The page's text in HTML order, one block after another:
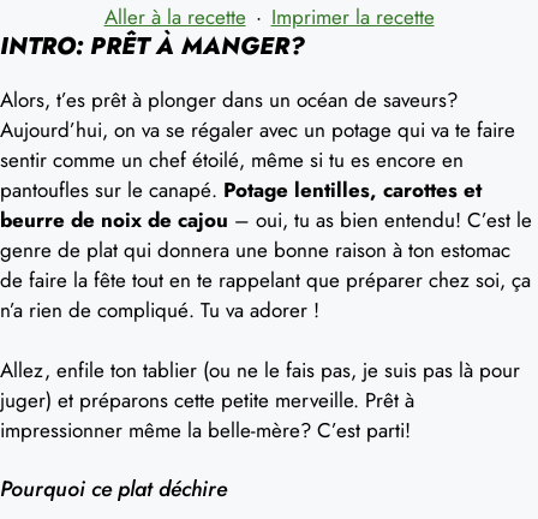
Aller à la recette · Imprimer la recette
INTRO: PRÊT À MANGER?
Alors, t’es prêt à plonger dans un océan de saveurs?
Aujourd’hui, on va se régaler avec un potage qui va te faire
sentir comme un chef étoilé, même si tu es encore en
pantoufles sur le canapé. Potage lentilles, carottes et
beurre de noix de cajou – oui, tu as bien entendu! C’est le
genre de plat qui donnera une bonne raison à ton estomac
de faire la fête tout en te rappelant que préparer chez soi, ça
n’a rien de compliqué. Tu va adorer !
Allez, enfile ton tablier (ou ne le fais pas, je suis pas là pour
juger) et préparons cette petite merveille. Prêt à
impressionner même la belle-mère? C’est parti!
Pourquoi ce plat déchire